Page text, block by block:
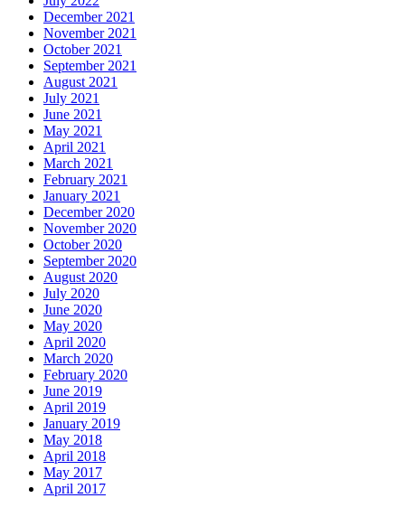
December 2021
November 2021
October 2021
September 2021
August 2021
July 2021
June 2021
May 2021
April 2021
March 2021
February 2021
January 2021
December 2020
November 2020
October 2020
September 2020
August 2020
July 2020
June 2020
May 2020
April 2020
March 2020
February 2020
June 2019
April 2019
January 2019
May 2018
April 2018
May 2017
April 2017